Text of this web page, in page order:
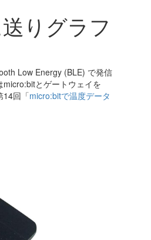
りグラフ
Low Energy (BLE) で発信
とゲートウェイを
14回「micro:bitで温度データ